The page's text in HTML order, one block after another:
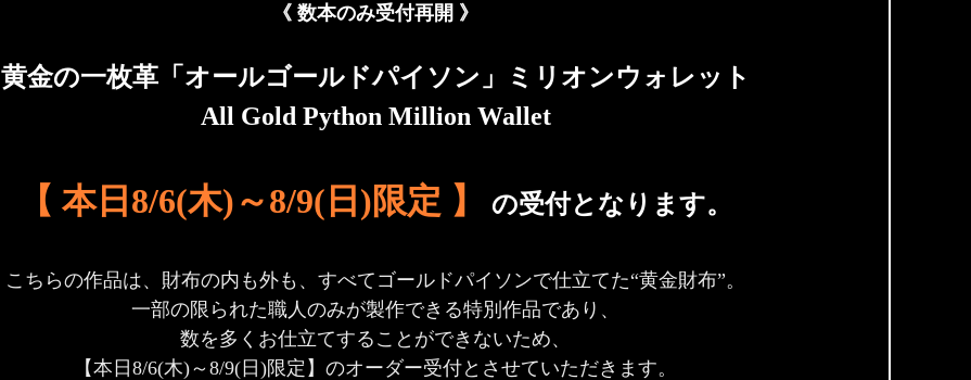
《 数本のみ受付再開 》
黄金の一枚革「オールゴールドパイソン」ミリオンウォレット
All Gold Python Million Wallet
【 本日8/6(木)～8/9(日)限定 】 の受付となります。
こちらの作品は、財布の内も外も、すべてゴールドパイソンで仕立てた“黄金財布”。
一部の限られた職人のみが製作できる特別作品であり、
数を多くお仕立てすることができないため、
【本日8/6(木)～8/9(日)限定】のオーダー受付とさせていただきます。